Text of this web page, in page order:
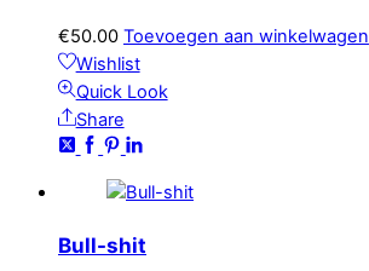
€50.00 Toevoegen aan winkelwagen
Wishlist
Quick Look
Share
Bull-shit